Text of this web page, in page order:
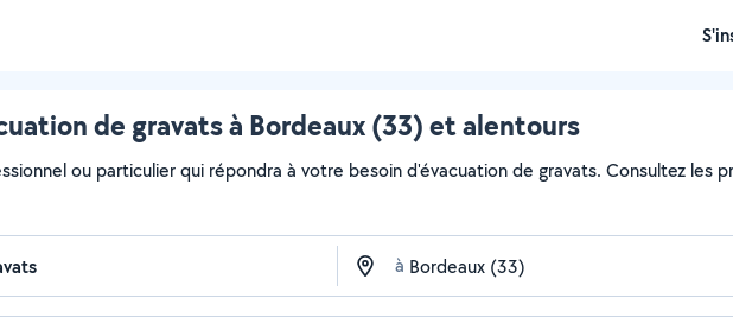
de gravats à Bordeaux (33) et alentours
ou particulier qui répondra à votre besoin d'évacuation de gravats. Consultez les
à